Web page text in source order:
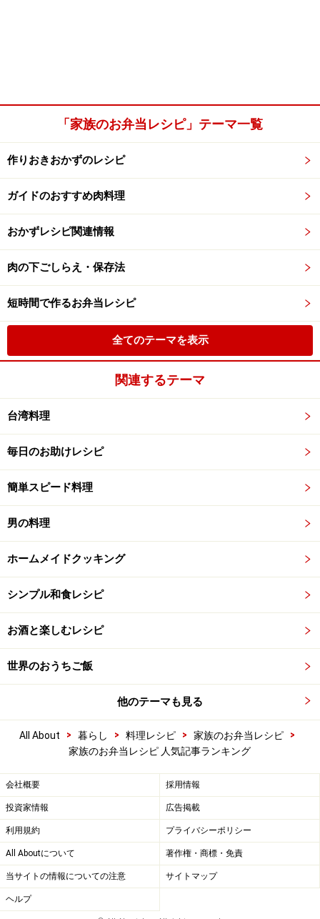
「家族のお弁当レシピ」テーマ一覧
作りおきおかずのレシピ
ガイドのおすすめ肉料理
おかずレシピ関連情報
肉の下ごしらえ・保存法
短時間で作るお弁当レシピ
全てのテーマを表示
関連するテーマ
台湾料理
毎日のお助けレシピ
簡単スピード料理
男の料理
ホームメイドクッキング
シンプル和食レシピ
お酒と楽しむレシピ
世界のおうちご飯
他のテーマも見る
All About > 暮らし > 料理レシピ > 家族のお弁当レシピ
>
家族のお弁当レシピ 人気記事ランキング
会社概要 採用情報
投資家情報 広告掲載
利用規約 プライバシーポリシー
All Aboutについて 著作権・商標・免責
当サイトの情報についての注意 サイトマップ
ヘルプ